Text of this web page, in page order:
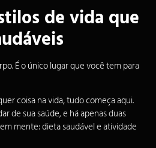
de vida que
É o único lugar que você tem para
coisa na vida, tudo começa aqui.
de sua saúde, e há apenas duas
mente: dieta saudável eatividade